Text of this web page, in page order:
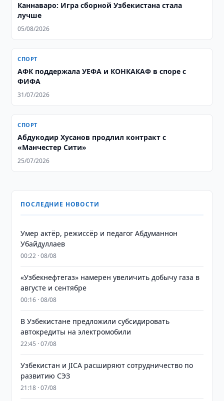
Каннаваро: Игра сборной Узбекистана стала
лучше
05/08/2026
СПОРТ
АФК поддержала УЕФА и КОНКАКАФ в споре с
ФИФА
31/07/2026
СПОРТ
Абдукодир Хусанов продлил контракт с
«Манчестер Сити»
25/07/2026
ПОСЛЕДНИЕ НОВОСТИ
Умер актёр, режиссёр и педагог Абдуманнон
Убайдуллаев
00:22 · 08/08
«Узбекнефтегаз» намерен увеличить добычу газа в
августе и сентябре
00:16 · 08/08
В Узбекистане предложили субсидировать
автокредиты на электромобили
22:45 · 07/08
Узбекистан и JICA расширяют сотрудничество по
развитию СЭЗ
21:18 · 07/08